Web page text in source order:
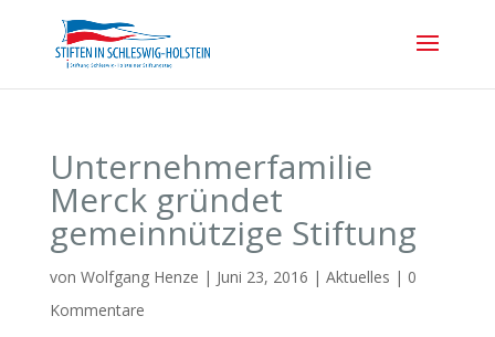
Unternehmerfamilie
Merck gründet
gemeinnützige Stiftung
von Wolfgang Henze | Juni 23, 2016 | Aktuelles | 0
Kommentare